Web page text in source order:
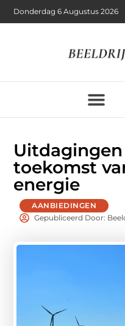
Donderdag 6 Augustus 2026
toekomst
energie
AANBIEDINGEN
Gepubliceerd Door: